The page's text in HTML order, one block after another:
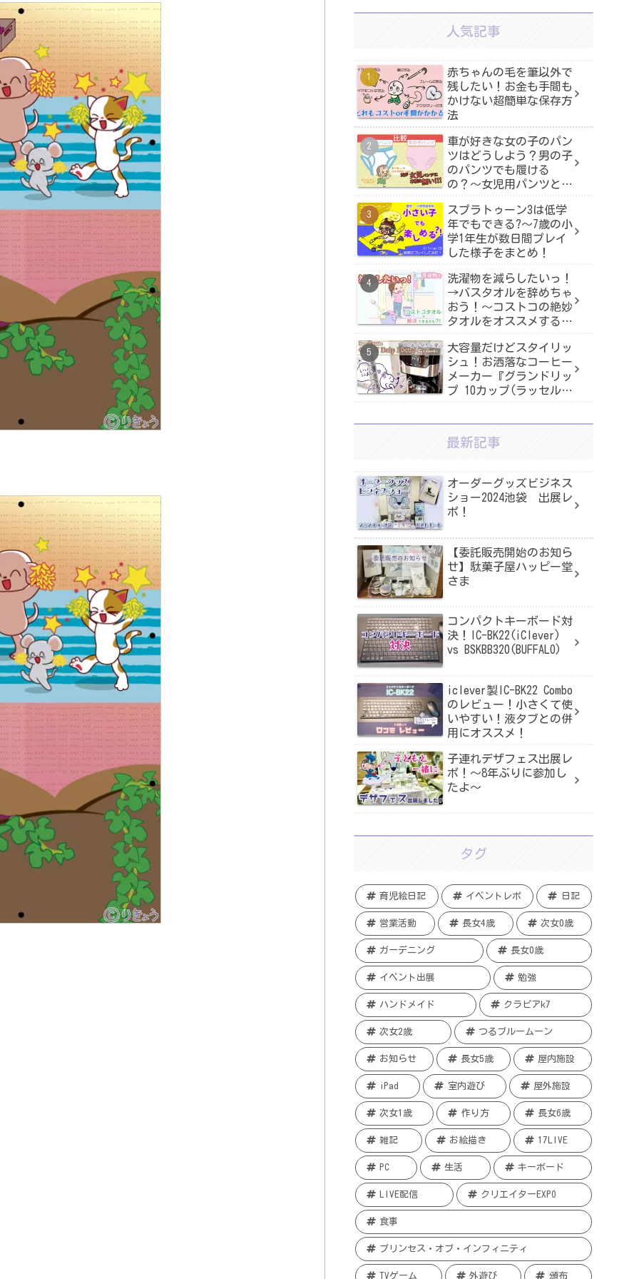
人気記事
赤ちゃんの毛を筆以外で
残したい！お金も手間も
かけない超簡単な保存方
法
車が好きな女の子のパン
ツはどうしよう？男の子
のパンツでも履ける
の？〜女児用パンツと男
スプラトゥーン3は低学
年でもできる?〜7歳の小
学1年生が数日間プレイ
した様子をまとめ！
洗濯物を減らしたいっ！
→バスタオルを辞めちゃ
おう！〜コストコの絶妙
タオルをオススメする3
大容量だけどスタイリッ
シュ！お洒落なコーヒー
メーカー『グランドリッ
プ 10カップ(ラッセルホ
コミレビュー！
最新記事
オーダーグッズビジネス
ショー2024池袋 出展レ
ポ！
【委託販売開始のお知ら
せ】駄菓子屋ハッピー堂
さま
コンパクトキーボード対
決！IC-BK22(iClever)
vs BSKBB320(BUFFALO)
iclever製IC-BK22 Combo
のレビュー！小さくて使
いやすい！液タブとの併
用にオススメ！
子連れデザフェス出展レ
ポ！〜8年ぶりに参加し
たよ〜
タグ
育児絵日記 イベントレポ 日記
営業活動 長女4歳 次女0歳
ガーデニング 長女0歳
イベント出展 勉強
ハンドメイド クラピアk7
次女2歳 つるブルームーン
お知らせ 長女5歳 屋内施設
iPad 室内遊び 屋外施設
次女1歳 作り方 長女6歳
雑記 お絵描き 17LIVE
PC 生活 キーボード
LIVE配信 クリエイターEXPO
食事
プリンセス・オブ・インフィニティ
TVゲーム 外遊び 頒布